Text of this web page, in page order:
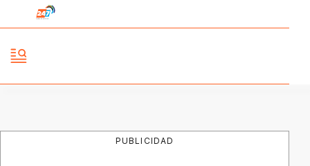
PUBLICIDAD